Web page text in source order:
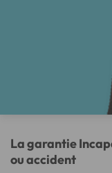
La garantie
ou accident